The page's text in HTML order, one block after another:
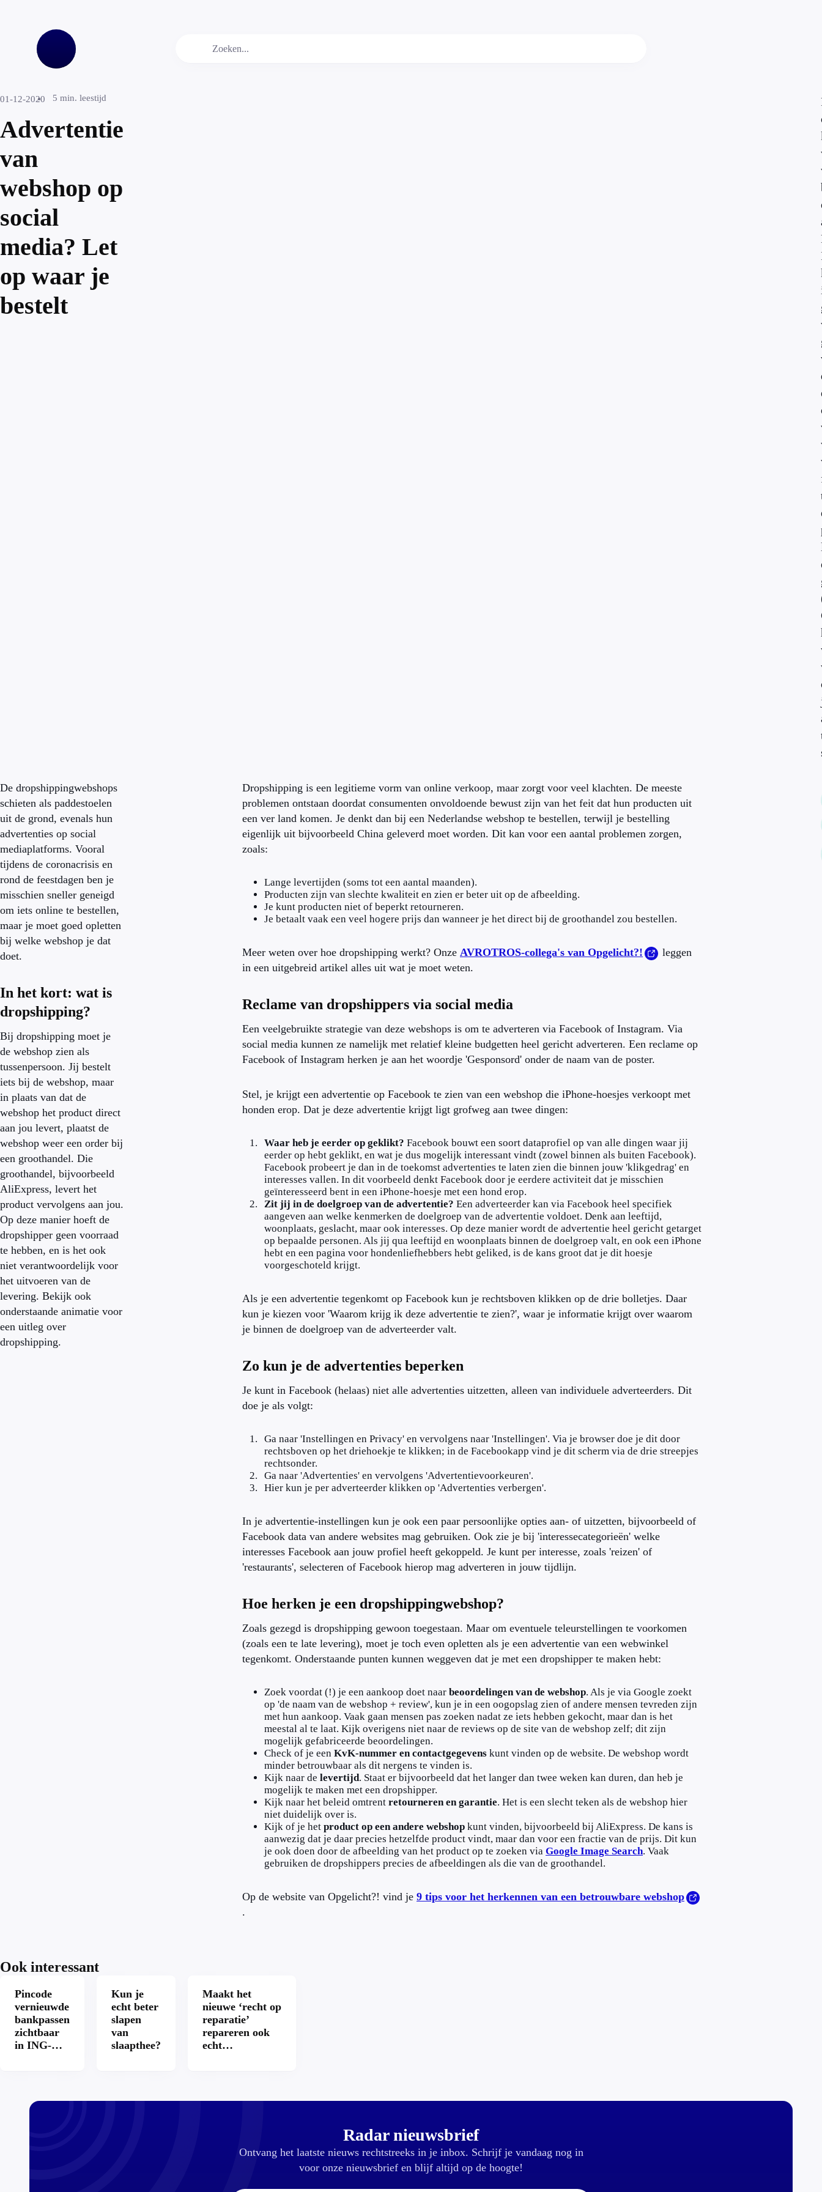
01-12-2020 5 min. leestijd
Advertentie
van
webshop op
social
media? Let
op waar je
bestelt
De dropshippingwebshops
schieten als paddestoelen
uit de grond, evenals hun
advertenties op social
mediaplatforms. Vooral
tijdens de coronacrisis en
rond de feestdagen ben je
misschien sneller geneigd
om iets online te bestellen,
maar je moet goed opletten
bij welke webshop je dat
doet.
In het kort: wat is
dropshipping?
Bij dropshipping moet je
de webshop zien als
tussenpersoon. Jij bestelt
iets bij de webshop, maar
in plaats van dat de
webshop het product direct
aan jou levert, plaatst de
webshop weer een order bij
een groothandel. Die
groothandel, bijvoorbeeld
AliExpress, levert het
product vervolgens aan jou.
Op deze manier hoeft de
dropshipper geen voorraad
te hebben, en is het ook
niet verantwoordelijk voor
het uitvoeren van de
levering. Bekijk ook
onderstaande animatie voor
een uitleg over
dropshipping.
Dropshipping is een legitieme vorm van online verkoop, maar zorgt voor veel klachten. De meeste
problemen ontstaan doordat consumenten onvoldoende bewust zijn van het feit dat hun producten uit
een ver land komen. Je denkt dan bij een Nederlandse webshop te bestellen, terwijl je bestelling
eigenlijk uit bijvoorbeeld China geleverd moet worden. Dit kan voor een aantal problemen zorgen,
zoals:
Lange levertijden (soms tot een aantal maanden).
Producten zijn van slechte kwaliteit en zien er beter uit op de afbeelding.
Je kunt producten niet of beperkt retourneren.
Je betaalt vaak een veel hogere prijs dan wanneer je het direct bij de groothandel zou bestellen.
Meer weten over hoe dropshipping werkt? Onze AVROTROS-collega's van Opgelicht?!
leggen
in een uitgebreid artikel alles uit wat je moet weten.
Reclame van dropshippers via social media
Een veelgebruikte strategie van deze webshops is om te adverteren via Facebook of Instagram. Via
social media kunnen ze namelijk met relatief kleine budgetten heel gericht adverteren. Een reclame op
Facebook of Instagram herken je aan het woordje 'Gesponsord' onder de naam van de poster.
Stel, je krijgt een advertentie op Facebook te zien van een webshop die iPhone-hoesjes verkoopt met
honden erop. Dat je deze advertentie krijgt ligt grofweg aan twee dingen:
Waar heb je eerder op geklikt? Facebook bouwt een soort dataprofiel op van alle dingen waar jij
eerder op hebt geklikt, en wat je dus mogelijk interessant vindt (zowel binnen als buiten Facebook).
Facebook probeert je dan in de toekomst advertenties te laten zien die binnen jouw 'klikgedrag' en
interesses vallen. In dit voorbeeld denkt Facebook door je eerdere activiteit dat je misschien
geïnteresseerd bent in een iPhone-hoesje met een hond erop.
Zit jij in de doelgroep van de advertentie? Een adverteerder kan via Facebook heel specifiek
aangeven aan welke kenmerken de doelgroep van de advertentie voldoet. Denk aan leeftijd,
woonplaats, geslacht, maar ook interesses. Op deze manier wordt de advertentie heel gericht getarget
op bepaalde personen. Als jij qua leeftijd en woonplaats binnen de doelgroep valt, en ook een iPhone
hebt en een pagina voor hondenliefhebbers hebt geliked, is de kans groot dat je dit hoesje
voorgeschoteld krijgt.
Als je een advertentie tegenkomt op Facebook kun je rechtsboven klikken op de drie bolletjes. Daar
kun je kiezen voor 'Waarom krijg ik deze advertentie te zien?', waar je informatie krijgt over waarom
je binnen de doelgroep van de adverteerder valt.
Zo kun je de advertenties beperken
Je kunt in Facebook (helaas) niet alle advertenties uitzetten, alleen van individuele adverteerders. Dit
doe je als volgt:
Ga naar 'Instellingen en Privacy' en vervolgens naar 'Instellingen'. Via je browser doe je dit door
rechtsboven op het driehoekje te klikken; in de Facebookapp vind je dit scherm via de drie streepjes
rechtsonder.
Ga naar 'Advertenties' en vervolgens 'Advertentievoorkeuren'.
Hier kun je per adverteerder klikken op 'Advertenties verbergen'.
In je advertentie-instellingen kun je ook een paar persoonlijke opties aan- of uitzetten, bijvoorbeeld of
Facebook data van andere websites mag gebruiken. Ook zie je bij 'interessecategorieën' welke
interesses Facebook aan jouw profiel heeft gekoppeld. Je kunt per interesse, zoals 'reizen' of
'restaurants', selecteren of Facebook hierop mag adverteren in jouw tijdlijn.
Hoe herken je een dropshippingwebshop?
Zoals gezegd is dropshipping gewoon toegestaan. Maar om eventuele teleurstellingen te voorkomen
(zoals een te late levering), moet je toch even opletten als je een advertentie van een webwinkel
tegenkomt. Onderstaande punten kunnen weggeven dat je met een dropshipper te maken hebt:
Zoek voordat (!) je een aankoop doet naar beoordelingen van de webshop. Als je via Google zoekt
op 'de naam van de webshop + review', kun je in een oogopslag zien of andere mensen tevreden zijn
met hun aankoop. Vaak gaan mensen pas zoeken nadat ze iets hebben gekocht, maar dan is het
meestal al te laat. Kijk overigens niet naar de reviews op de site van de webshop zelf; dit zijn
mogelijk gefabriceerde beoordelingen.
Check of je een KvK-nummer en contactgegevens kunt vinden op de website. De webshop wordt
minder betrouwbaar als dit nergens te vinden is.
Kijk naar de levertijd. Staat er bijvoorbeeld dat het langer dan twee weken kan duren, dan heb je
mogelijk te maken met een dropshipper.
Kijk naar het beleid omtrent retourneren en garantie. Het is een slecht teken als de webshop hier
niet duidelijk over is.
Kijk of je het product op een andere webshop kunt vinden, bijvoorbeeld bij AliExpress. De kans is
aanwezig dat je daar precies hetzelfde product vindt, maar dan voor een fractie van de prijs. Dit kun
je ook doen door de afbeelding van het product op te zoeken via Google Image Search. Vaak
gebruiken de dropshippers precies de afbeeldingen als die van de groothandel.
Op de website van Opgelicht?! vind je 9 tips voor het herkennen van een betrouwbare webshop
.
Ook interessant
Pincode
vernieuwde
bankpassen
zichtbaar
in ING-
Kun je
echt beter
slapen
van
slaapthee?
Maakt het
nieuwe ‘recht op
reparatie’
repareren ook
echt
Radar nieuwsbrief
Ontvang het laatste nieuws rechtstreeks in je inbox. Schrijf je vandaag nog in
voor onze nieuwsbrief en blijf altijd op de hoogte!